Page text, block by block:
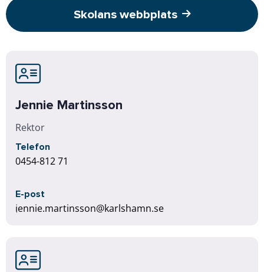
Skolans webbplats
Jennie Martinsson
Rektor
Telefon
0454-812 71
E-post
jennie.martinsson@karlshamn.se